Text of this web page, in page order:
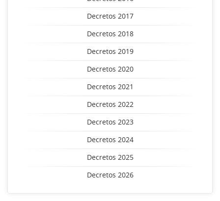
Decretos 2017
Decretos 2018
Decretos 2019
Decretos 2020
Decretos 2021
Decretos 2022
Decretos 2023
Decretos 2024
Decretos 2025
Decretos 2026